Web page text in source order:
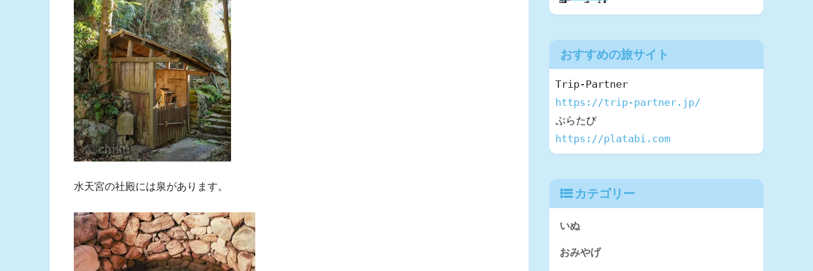
水天宮の社殿には泉があります。
おすすめの旅サイト
https://trip-partner.jp/
https://platabi.com
カテゴリー
いぬ
おみやげ